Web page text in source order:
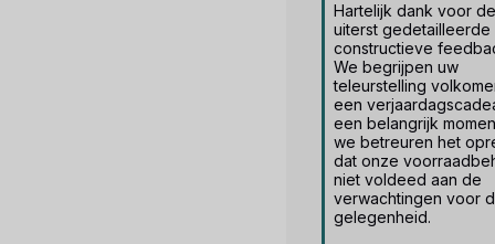
Hartelijk dank voor
uiterst gedetailleerde
constructieve
We begrijpen uw
teleurstelling
een
een belangrijk
we betreuren het
dat onze
niet voldeed aan de
verwachtingen voor
gelegenheid.